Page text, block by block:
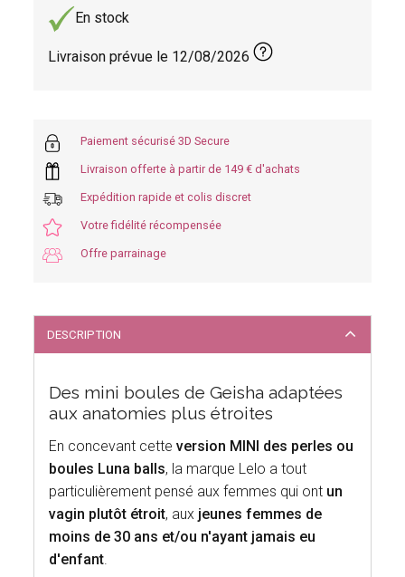
En stock
Livraison prévue le 12/08/2026
Paiement sécurisé 3D Secure
Livraison offerte à partir de 149 € d'achats
Expédition rapide et colis discret
Votre fidélité récompensée
Offre parrainage
DESCRIPTION
Des mini boules de Geisha adaptées
aux anatomies plus étroites
En concevant cetteversion MINI des perles ou
boules Luna balls, la marque Lelo a tout
particulièrement pensé aux femmes qui ont un
vagin plutôt étroit, aux jeunes femmes de
moins de 30 ans et/ou n'ayant jamais eu
d'enfant.